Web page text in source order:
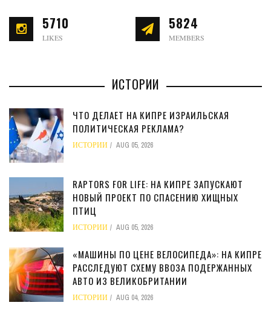
5710
LIKES
5824
MEMBERS
ИСТОРИИ
ЧТО ДЕЛАЕТ НА КИПРЕ ИЗРАИЛЬСКАЯ
ПОЛИТИЧЕСКАЯ РЕКЛАМА?
ИСТОРИИ AUG 05, 2026
RAPTORS FOR LIFE: НА КИПРЕ ЗАПУСКАЮТ
НОВЫЙ ПРОЕКТ ПО СПАСЕНИЮ ХИЩНЫХ
ПТИЦ
ИСТОРИИ AUG 05, 2026
«МАШИНЫ ПО ЦЕНЕ ВЕЛОСИПЕДА»: НА КИПРЕ
РАССЛЕДУЮТ СХЕМУ ВВОЗА ПОДЕРЖАННЫХ
АВТО ИЗ ВЕЛИКОБРИТАНИИ
ИСТОРИИ AUG 04, 2026